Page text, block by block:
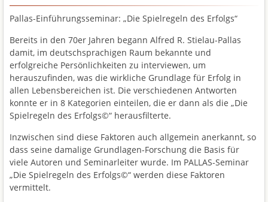
Pallas-Einführungsseminar: „Die Spielregeln des Erfolgs“
Bereits in den 70er Jahren begann Alfred R. Stielau-Pallas
damit, im deutschsprachigen Raum bekannte und
erfolgreiche Persönlichkeiten zu interviewen, um
herauszufinden, was die wirkliche Grundlage für Erfolg in
allen Lebensbereichen ist. Die verschiedenen Antworten
konnte er in 8 Kategorien einteilen, die er dann als die „Die
Spielregeln des Erfolgs©“ herausfilterte.
Inzwischen sind diese Faktoren auch allgemein anerkannt, so
dass seine damalige Grundlagen-Forschung die Basis für
viele Autoren und Seminarleiter wurde. Im PALLAS-Seminar
„Die Spielregeln des Erfolgs©“ werden diese Faktoren
vermittelt.